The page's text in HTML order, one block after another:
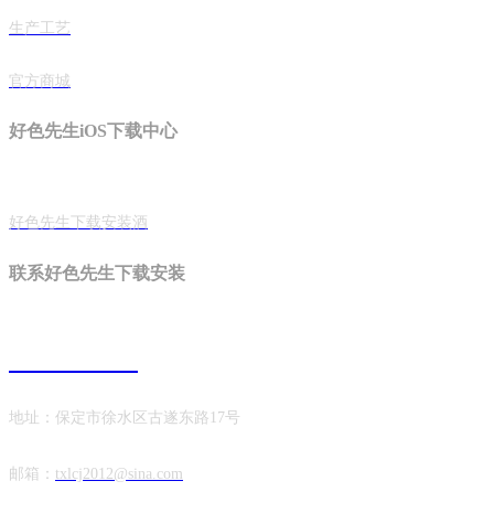
生产工艺
官方商城
好色先生iOS下载中心
好色先生下载安装酒
联系好色先生下载安装
地址：保定市徐水区古遂东路17号
邮箱： txlcj2012@sina.com